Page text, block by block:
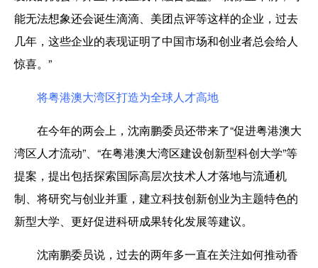
能无法想象还会诞生滴滴、 美团点评等这样的企业，过去
几年，这些企业的表现证明了中国市场和创业者总会给人
惊喜。”
将粤港澳大湾区打造为全球人才高地
在今年的两会上，沈南鹏委员还带来了“促进粤港澳大
湾区人才流动”、“在粤港澳大湾区建设创新型科创大学”等
提案 ， 提出包括探索国际高层次技术人才落地与流通机
制、将研究与创业并重，建立科技创新创业为主题特色的
新型大学、更好促进科研成果转化发展等建议。
沈南鹏委员说，过去的两年多一直在关注如何推动香